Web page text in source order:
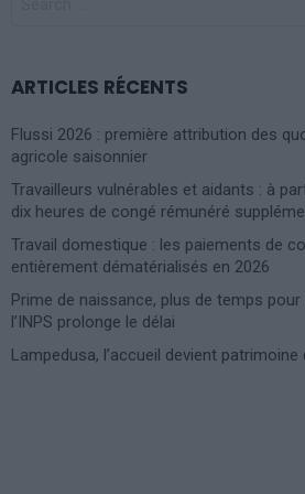
ARTICLES RÉCENTS
Flussi 2026 : première attribution des
agricole saisonnier
Travailleurs vulnérables et aidants : à
dix heures de congé rémunéré
Travail domestique : les paiements de
entièrement dématérialisés en 2026
Prime de naissance, plus de temps
l’INPS prolonge le délai
Lampedusa, l’accueil devient patrimoine